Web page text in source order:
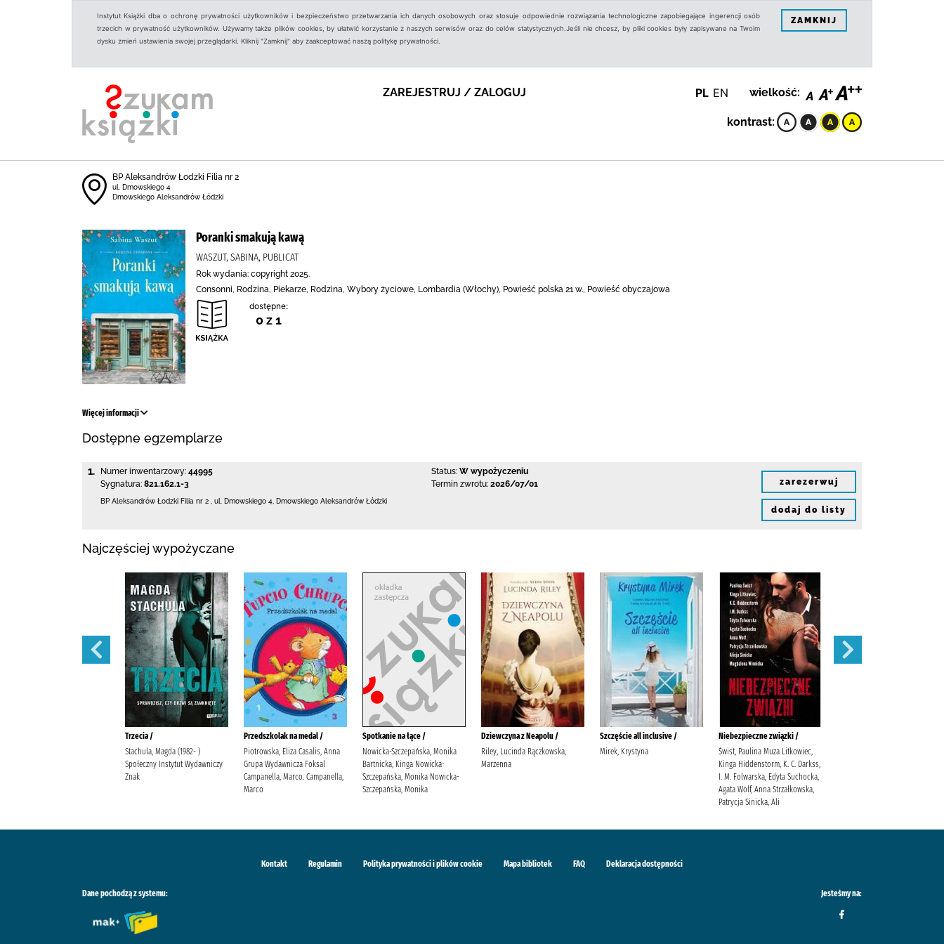
Instytut Książki dba o ochronę prywatności użytkowników i bezpieczeństwo przetwarzania ich danych osobowych oraz stosuje odpowiednie rozwiązania technologiczne zapobiegające ingerencji osób
trzecich w prywatność użytkowników. Używamy także plików cookies, by ułatwić korzystanie z naszych serwisów oraz do celów statystycznych.Jeśli nie chcesz, by pliki cookies były zapisywane na Twoim
dysku zmień ustawienia swojej przeglądarki. Kliknij "Zamknij" aby zaakceptować naszą politykę prywatności.
ZAMKNIJ
ZAREJESTRUJ / ZALOGUJ PL EN wielkość:
kontrast:
BP Aleksandrów Łodzki Filia nr 2
ul. Dmowskiego 4
Dmowskiego Aleksandrów Łódzki
Poranki smakują kawą
WASZUT, SABINA, PUBLICAT
Rok wydania: copyright 2025.
Consonni, Rodzina, Piekarze, Rodzina, Wybory życiowe, Lombardia (Włochy), Powieść polska 21 w., Powieść obyczajowa
dostępne:
0 z 1
Więcej informacji
Dostępne egzemplarze
1. Numer inwentarzowy: 44995
Sygnatura: 821.162.1-3
Status: W wypożyczeniu
Termin zwrotu: 2026/07/01
BP Aleksandrów Łodzki Filia nr 2 ul. Dmowskiego 4 Dmowskiego Aleksandrów Łódzki
zarezerwuj
dodaj do listy
Najczęściej wypożyczane
Trzecia /
Stachula, Magda (1982- )
Społeczny Instytut Wydawniczy
Znak
Przedszkolak na medal /
Piotrowska, Eliza Casalis, Anna
Grupa Wydawnicza Foksal
Campanella, Marco. Campanella,
Marco
Spotkanie na łące /
Nowicka-Szczepańska, Monika
Bartnicka, Kinga Nowicka-
Szczepańska, Monika Nowicka-
Szczepańska, Monika
Dziewczyna z Neapolu /
Riley, Lucinda Rączkowska,
Marzenna
Szczęście all inclusive /
Mirek, Krystyna
Niebezpieczne związki /
Świst, Paulina Muza Litkowiec,
Kinga Hiddenstorm, K. C. Darkss,
I. M. Folwarska, Edyta Suchocka,
Agata Wolf, Anna Strzałkowska,
Patrycja Sinicka, Ali
Kontakt Regulamin Polityka prywatności i plików cookie Mapa bibliotek FAQ Deklaracja dostępności
Dane pochodzą z systemu: Jesteśmy na: